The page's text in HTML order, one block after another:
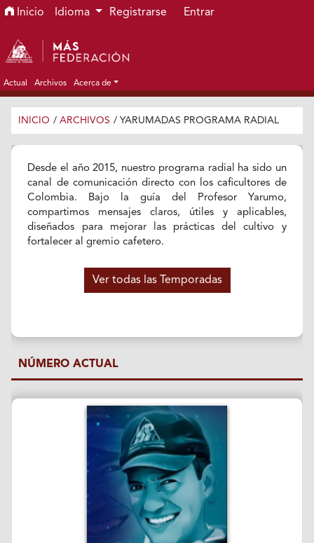
Ir al menú de navegación principal
Ir al contenido principal
Ir al pie de página del sitio
Inicio Idioma Registrarse Entrar
Actual Archivos Acerca de
INICIO / ARCHIVOS / YARUMADAS PROGRAMA RADIAL
Desde el año 2015, nuestro programa radial ha sido un
canal de comunicación directo con los caficultores de
Colombia. Bajo la guía del Profesor Yarumo,
compartimos mensajes claros, útiles y aplicables,
diseñados para mejorar las prácticas del cultivo y
fortalecer al gremio cafetero.
Ver todas las Temporadas
NÚMERO ACTUAL